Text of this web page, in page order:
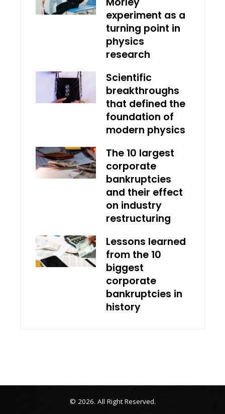
experiment as a
turning point in
physics
research
Scientific
breakthroughs
that defined the
foundation of
modern physics
The 10 largest
corporate
bankruptcies
and their effect
on industry
restructuring
Lessons learned
from the 10
biggest
corporate
bankruptcies in
history
© 2026. All Right Reserved.